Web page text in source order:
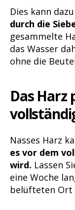
Dies kann
durch die
gesammelte
das Wasser
ohne die
Das Harz
Nasses Harz
es vor dem
wird. Lassen
eine Woche
belüfteten Ort